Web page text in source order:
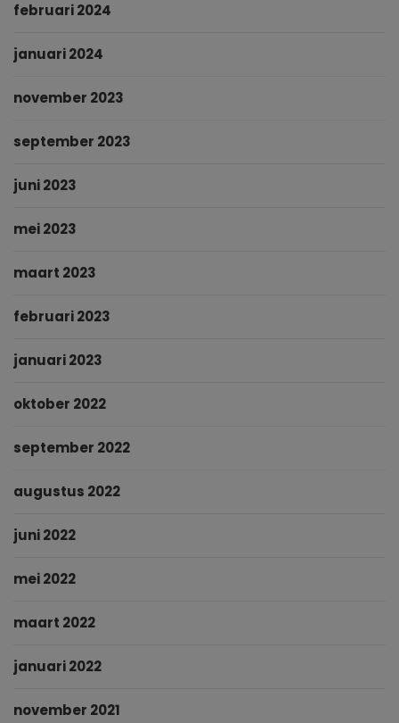
februari 2024
januari 2024
november 2023
september 2023
juni 2023
mei 2023
maart 2023
februari 2023
januari 2023
oktober 2022
september 2022
augustus 2022
juni 2022
mei 2022
maart 2022
januari 2022
november 2021